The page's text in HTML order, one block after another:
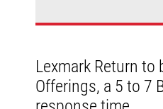
Lexmark Return to
Offerings, a 5 to 7